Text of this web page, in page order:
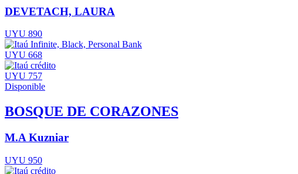
DEVETACH, LAURA
UYU 890
UYU 668
UYU 757
Disponible
BOSQUE DE CORAZONES
M.A Kuzniar
UYU 950